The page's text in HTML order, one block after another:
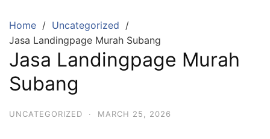
content
Home
Uncategorized
Jasa Landingpage Murah Subang
Jasa Landingpage Murah
Subang
UNCATEGORIZED · MARCH 25, 2026